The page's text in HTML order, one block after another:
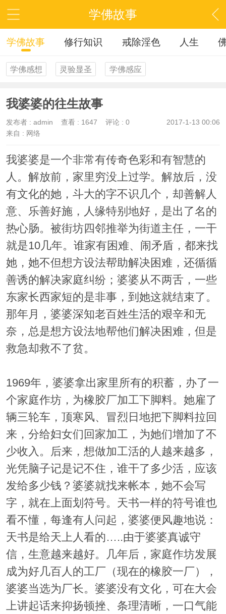
学佛故事
学佛故事 修行知识 戒除淫色 人生
学佛感想 灵验显圣 学佛感应
我婆婆的往生故事
2017-1-13 00:06
发布者 : admin 查看 : 1647
评论 : 0
来自 : 网络
我婆婆是一个非常有传奇色彩和有智慧的
人。解放前，家里穷没上过学。解放后，没
有文化的她，斗大的字不识几个，却善解人
意、乐善好施，人缘特别地好，是出了名的
热心肠。被街坊四邻推举为街道主任，一干
就是10几年。谁家有困难、闹矛盾，都来找
她，她不但想方设法帮助解决困难，还循循
善诱的解决家庭纠纷；婆婆从不两舌，一些
东家长西家短的是非事，到她这就结束了。
那年月，婆婆深知老百姓生活的艰辛和无
奈，总是想方设法地帮他们解决困难，但是
救急却救不了贫。
1969年，婆婆拿出家里所有的积蓄，办了一
个家庭作坊，为橡胶厂加工下脚料。她雇了
辆三轮车，顶寒风、冒烈日地把下脚料拉回
来，分给妇女们回家加工，为她们增加了不
少收入。后来，想做加工活的人越来越多，
光凭脑子记是记不住，谁干了多少活，应该
发给多少钱？婆婆就找来帐本，她不会写
字，就在上面划符号。天书一样的符号谁也
看不懂，每逢有人问起，婆婆便风趣地说：
天书是给天上人看的…..由于婆婆真诚守
信，生意越来越好。几年后，家庭作坊发展
成为好几百人的工厂（现在的橡胶一厂），
婆婆当选为厂长。婆婆没有文化，可在大会
上讲起话来抑扬顿挫、条理清晰，一口气能